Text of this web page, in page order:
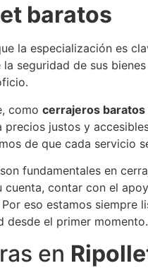
baratos
la especialización es
seguridad de sus
como cerrajeros baratos
justos y
de que cada servicio
fundamentales en
contar con el
eso estamos siempre
desde el primer momento.
en